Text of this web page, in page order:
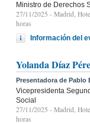
Ministro de Derechos
27/11/2025 - Madrid,
horas
Información del
Yolanda Díaz
Presentadora de Pablo
Vicepresidenta
Social
27/11/2025 - Madrid,
horas